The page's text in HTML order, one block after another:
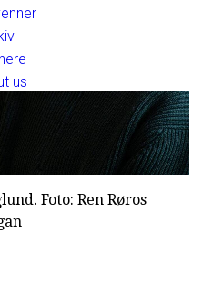
us
Foto: Ren Røros